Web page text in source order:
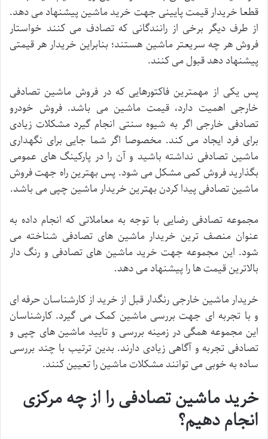
قطعا خریدار قیمت پایینی جهت خرید ماشین پیشنهاد می دهد.
از طرف دیگر برخی از رانندگانی که تصادف می کنند خواستار
فروش هر چه سریعتر ماشین هستند؛ بنابراین خریدار هر قیمتی
پیشنهاد دهد قبول می کنند.
پس یکی از مهمترین فاکتورهایی که در فروش ماشین تصادفی
خارجی اهمیت دارد، قیمت ماشین می باشد. فروش خودرو
تصادفی خارجی اگر به شیوه سنتی انجام گیرد مشکلات زیادی
برای فرد ایجاد می کند. مخصوصا اگر شما جایی برای نگهداری
ماشین تصادفی نداشته باشید و آن را در پارکینگ های عمومی
بگذارید فروش کمی مشکل می شود. پس بهترین راه جهت فروش
ماشین تصادفی پیدا کردن بهترین خریدار ماشین چپی می باشد.
مجموعه تصادفی رضایی با توجه به معاملاتی که انجام داده به
عنوان منصف ترین خریدار ماشین های تصادفی شناخته می
شود. این مجموعه جهت خرید ماشین های تصادفی و رنگ دار
بالاترین قیمت ها را پیشنهاد می دهد.
خریدار ماشین خارجی رنگدار قبل از خرید از کارشناسان حرفه ای
و با تجربه ای جهت بررسی ماشین کمک می گیرد. کارشناسان
این مجموعه همگی در زمینه بررسی و تایید ماشین های چپی و
تصادفی تجربه و آگاهی زیادی دارند. بدین ترتیب با چند بررسی
ساده به خوبی می توانند مشکلات ماشین را تعیین کنند.
خرید ماشین تصادفی را از چه مرکزی
انجام دهیم؟